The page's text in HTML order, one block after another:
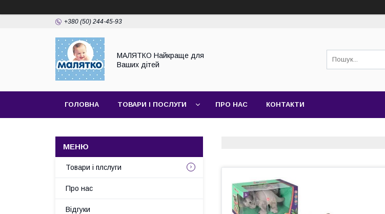
+380 (50) 244-45-93
МАЛЯТКО Найкраще для
Ваших дітей
ГОЛОВНА ТОВАРИ І ПОСЛУГИ ПРО НАС КОНТАКТИ
Товари і плслуги
Про нас
Відгуки